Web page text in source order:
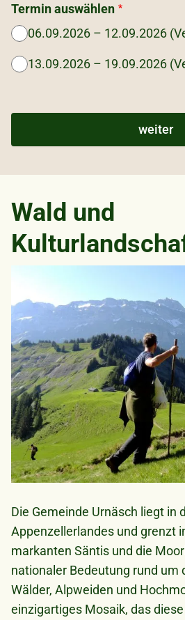
Termin auswählen
06.09.2026 – 12.09.2026
13.09.2026 – 19.09.2026
Wald und
Die Gemeinde Urnäsch liegt in
Appenzellerlandes und grenzt
markanten Säntis und die
nationaler Bedeutung rund um
Wälder, Alpweiden und
einzigartiges Mosaik, das